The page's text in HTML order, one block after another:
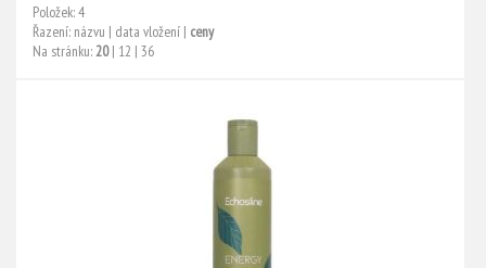
Položek: 4
Řazení: názvu | data vložení | ceny
Na stránku:20| 12 | 36